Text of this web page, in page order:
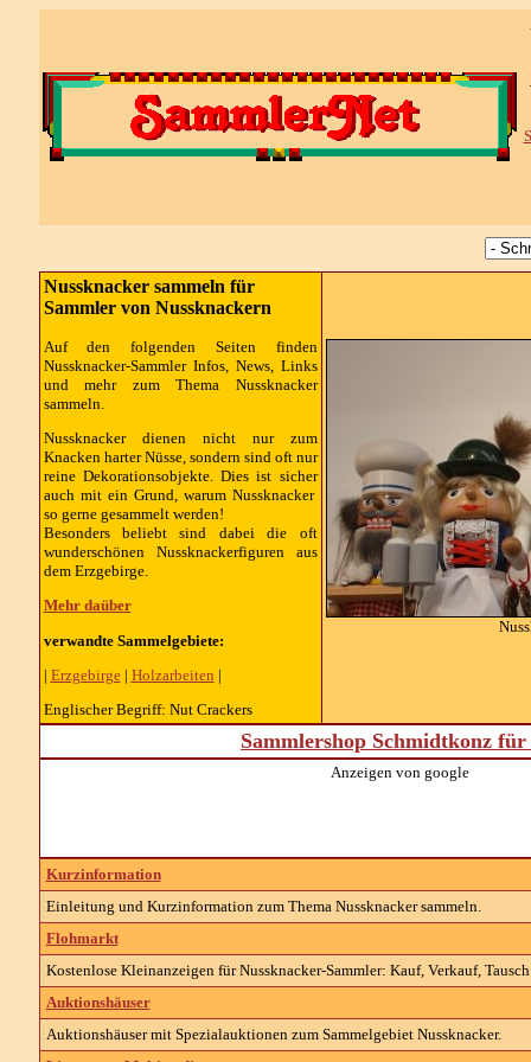
Nussknacker sammeln für
Sammler von Nussknackern
Auf den folgenden Seiten finden
Nussknacker-Sammler Infos, News, Links
und mehr zum Thema Nussknacker
sammeln.
Nussknacker dienen nicht nur zum
Knacken harter Nüsse, sondern sind oft nur
reine Dekorationsobjekte. Dies ist sicher
auch mit ein Grund, warum Nussknacker
so gerne gesammelt werden!
Besonders beliebt sind dabei die oft
wunderschönen Nussknackerfiguren aus
dem Erzgebirge.
Mehr daüber
verwandte Sammelgebiete:
| Erzgebirge| Holzarbeiten |
Englischer Begriff: Nut Crackers
Sammlershop Schmidtkonz
Anzeigen von google
Kurzinformation
Einleitung und Kurzinformation zum Thema Nussknacker sammeln.
Flohmarkt
Kostenlose Kleinanzeigen für Nussknacker-Sammler: Kauf, Verkauf,
Auktionshäuser
Auktionshäuser mit Spezialauktionen zum Sammelgebiet Nussknacker.